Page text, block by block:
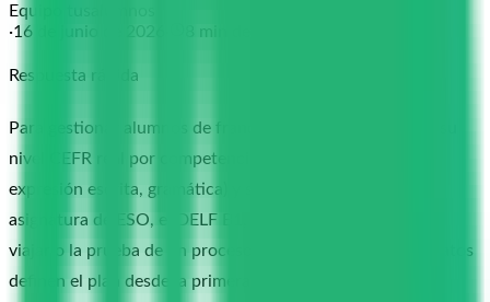
Equipo tusalumnos
·16 de junio de 2026
Respuesta rápida
Para gestionar alumnos de francés, empieza registrando su
nivel CEFR real por competencia (comprensión oral,
expresión escrita, gramática) y su objetivo concreto:
asignatura de ESO, el DELF B1, conversación básica para
viajar o la prueba de un proceso de selección. Esos dos datos
definen el plan desde la primera clase. Sin ellos, preparas